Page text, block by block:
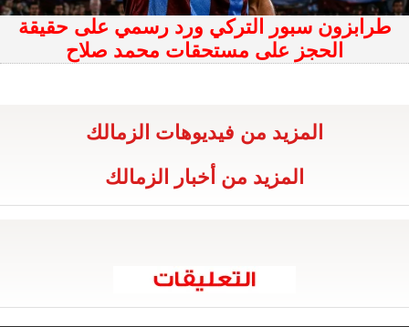
طرابزون سبور التركي ورد رسمي على حقيقة
الحجز على مستحقات محمد صلاح
المزيد من فيديوهات الزمالك
المزيد من أخبار الزمالك